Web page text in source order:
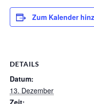
Zum Kalender
DETAILS
Datum:
13. Dezember